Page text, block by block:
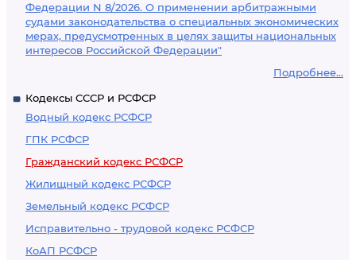
Федерации N 8/2026. О применении арбитражными
судами законодательства о специальных экономических
мерах, предусмотренных в целях защиты национальных
интересов Российской Федерации"
Подробнее...
Кодексы СССР и РСФСР
Водный кодекс РСФСР
ГПК РСФСР
Гражданский кодекс РСФСР
Жилищный кодекс РСФСР
Земельный кодекс РСФСР
Исправительно - трудовой кодекс РСФСР
КоАП РСФСР